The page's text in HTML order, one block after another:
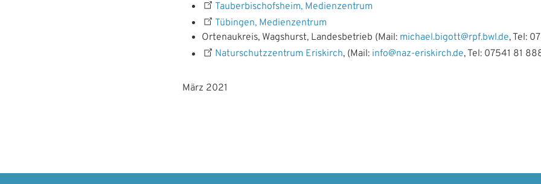
Tauberbischofsheim, Medienzentrum
Tübingen, Medienzentrum
Ortenaukreis, Wagshurst, Landesbetrieb (Mail: michael.bigott@rpf.bwl.de, Tel:
Naturschutzzentrum Eriskirch, (Mail: info@naz-eriskirch.de, Tel: 07541 81
März 2021